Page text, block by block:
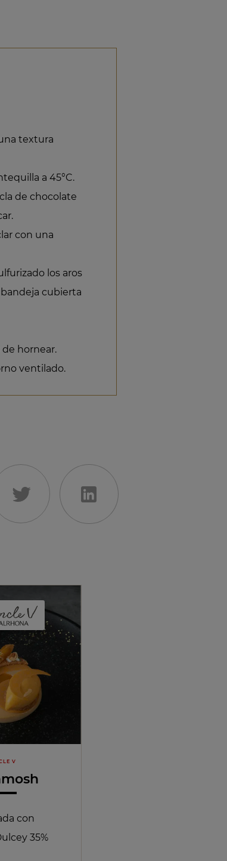
textura
a 45°C.
de chocolate
con una
los aros
cubierta
de hornear.
ventilado.
V
con
35%